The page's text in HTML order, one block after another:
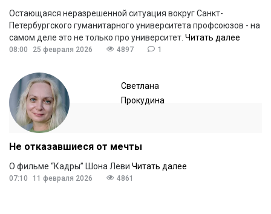
Остающаяся неразрешенной ситуация вокруг Санкт-
Петербургского гуманитарного университета профсоюзов - на
самом деле это не только про университет. Читать далее
08:00 25 февраля 2026 4897 1
Светлана
Прокудина
Не отказавшиеся от мечты
О фильме “Кадры” Шона Леви Читать далее
07:10 11 февраля 2026 4861